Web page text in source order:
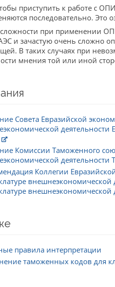
приступить к работе с
последовательно. Это
при применении
и зачастую очень сложно
В таких случаях при
мнения той или иной
Совета Евразийской
деятельности
Комиссии Таможенного
деятельности
Коллегии
внешнеэкономической
внешнеэкономической
правила интерпретации
таможенных кодов для